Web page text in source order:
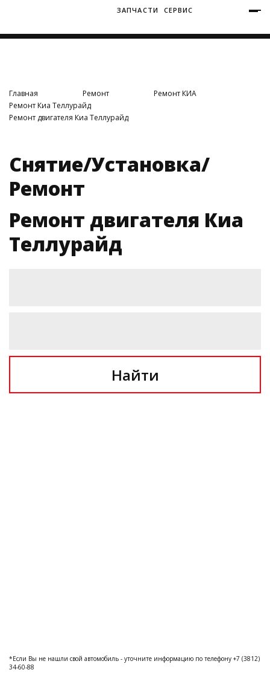
ЗАПЧАСТИ СЕРВИС
Главная Ремонт
Ремонт КИА
Ремонт Киа Теллурайд
Ремонт двигателя Киа Теллурайд
Снятие/Установка/
Ремонт
Ремонт двигателя Киа
Теллурайд
Найти
*Если Вы не нашли свой автомобиль - уточните информацию по телефону +7 (3812)
34-60-88